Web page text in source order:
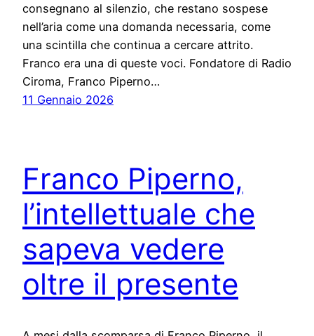
consegnano al silenzio, che restano sospese
nell’aria come una domanda necessaria, come
una scintilla che continua a cercare attrito.
Franco era una di queste voci. Fondatore di Radio
Ciroma, Franco Piperno…
11 Gennaio 2026
Franco Piperno,
l’intellettuale che
sapeva vedere
oltre il presente